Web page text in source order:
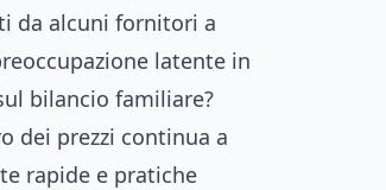
da alcuni fornitori a
latente in
bilancio familiare?
dei prezzi continua a
rapide e pratiche